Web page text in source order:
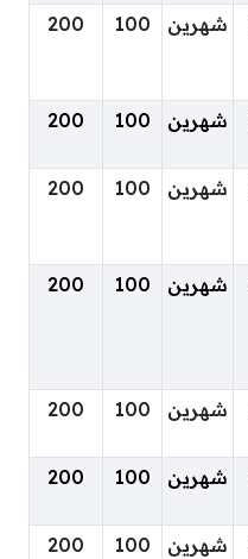
شهرين 100
200
شهرين 100
200
شهرين 100
200
شهرين 100
200
شهرين 100
200
شهرين 100
200
شهرين 100
200